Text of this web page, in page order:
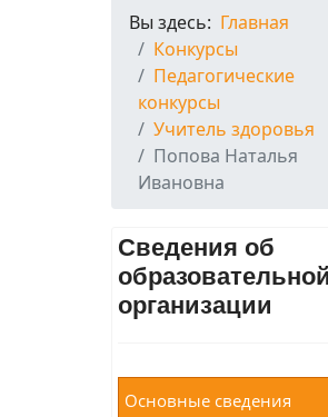
Вы здесь: Главная
Конкурсы
Педагогические
конкурсы
Учитель здоровья
Попова Наталья
Ивановна
Сведения об
образовательной
организации
Основные сведения